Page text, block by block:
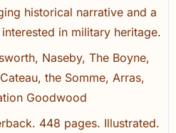
historical narrative and a
in military heritage.
Naseby, The Boyne,
the Somme, Arras,
Goodwood
448 pages. Illustrated.